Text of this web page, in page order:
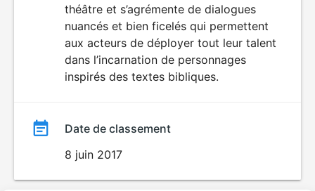
théâtre et s’agrémente de dialogues
nuancés et bien ficelés qui permettent
aux acteurs de déployer tout leur talent
dans l’incarnation de personnages
inspirés des textes bibliques.
Date de classement
8 juin 2017